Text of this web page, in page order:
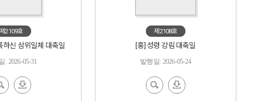
제2109호
하신 삼위일체 대축일
: 2026-05-31
기
다운
로드
제2108호
[홍] 성령 강림 대축일
발행일: 2026-05-24
EBoo
k 보기
다운
로드